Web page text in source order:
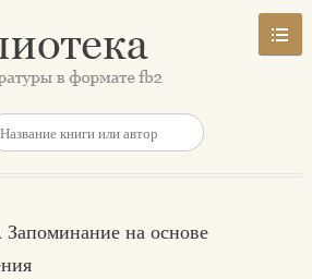
на основе